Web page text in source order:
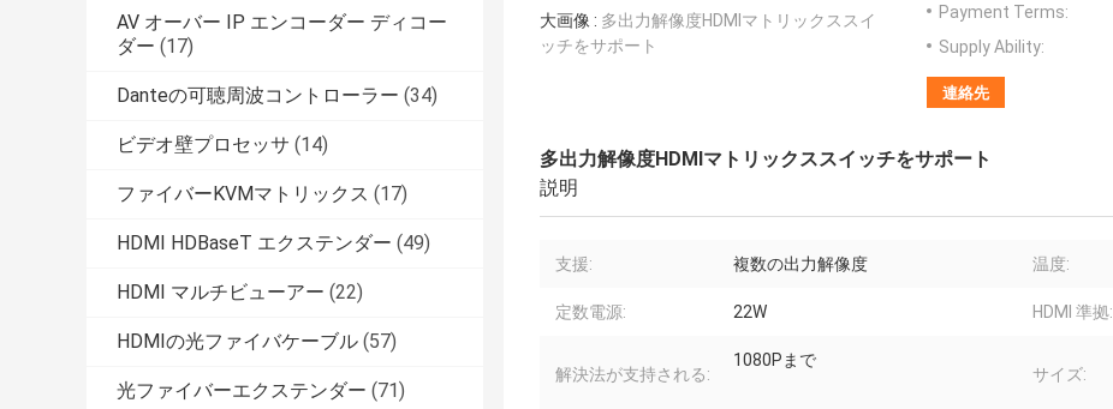
AV オーバー IP エンコーダー ディコー
ダー (17)
Danteの可聴周波コントローラー (34)
ビデオ壁プロセッサ (14)
ファイバーKVMマトリックス (17)
HDMI HDBaseT エクステンダー (49)
HDMI マルチビューアー (22)
HDMIの光ファイバケーブル (57)
光ファイバーエクステンダー (71)
大画像 : 多出力解像度HDMIマトリックススイ
ッチをサポート
Payment Terms:
Supply Ability:
連絡先
多出力解像度HDMIマトリックススイッチをサポート
説明
支援: 複数の出力解像度 温度:
定数電源: 22W HDMI 準拠:
解決法が支持される:
1080Pまで
サイズ: